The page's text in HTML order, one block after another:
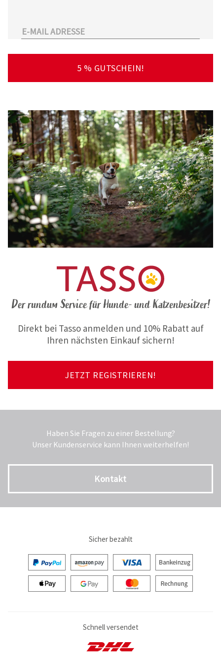
großen Anzahl an Partnertierärzten
finden – deutschlandweit!
5 % GUTSCHEIN!
Der rundum Service für Hunde- und Katzenbesitzer!
Direkt bei Tasso anmelden und 10% Rabatt auf
Ihren nächsten Einkauf sichern!
JETZT REGISTRIEREN!
Haben Sie Fragen zu einer Bestellung?
Unser Kundenservice kann Ihnen weiterhelfen!
Kontakt
Sicher bezahlt
Schnell versendet